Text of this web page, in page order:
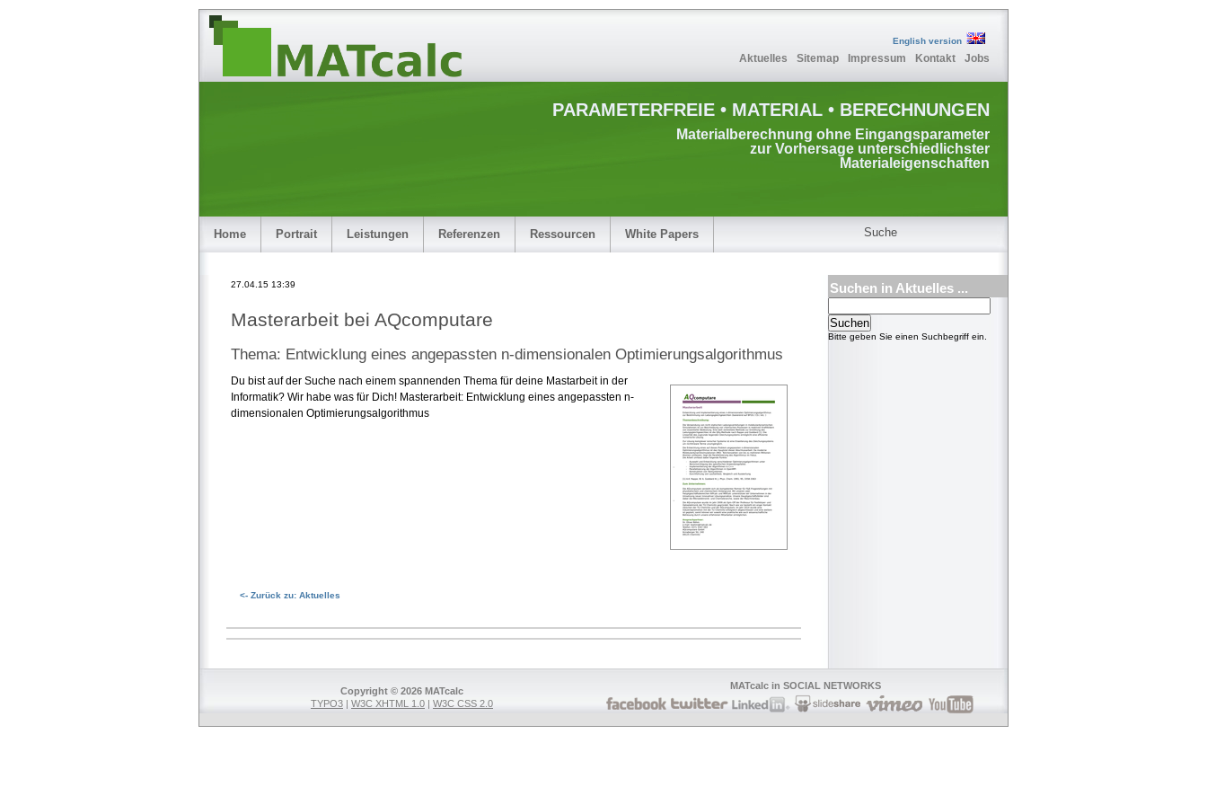
English version
Aktuelles Sitemap Impressum Kontakt Jobs
PARAMETERFREIE • MATERIAL • BERECHNUNGEN
Materialberechnung ohne Eingangsparameter
zur Vorhersage unterschiedlichster
Materialeigenschaften
Home Portrait Leistungen Referenzen Ressourcen White Papers Suche
27.04.15 13:39
Masterarbeit bei AQcomputare
Thema: Entwicklung eines angepassten n-dimensionalen Optimierungsalgorithmus
Du bist auf der Suche nach einem spannenden Thema für deine Mastarbeit in der
Informatik? Wir habe was für Dich! Masterarbeit: Entwicklung eines angepassten n-
dimensionalen Optimierungsalgorithmus
<- Zurück zu: Aktuelles
Suchen in Aktuelles ...
Bitte geben Sie einen Suchbegriff ein.
Copyright © 2026 MATcalc
TYPO3 | W3C XHTML 1.0 | W3C CSS 2.0
MATcalc in SOCIAL NETWORKS